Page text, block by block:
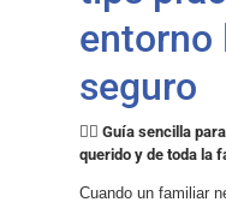
entorno
seguro
👩‍⚕️ Guía sencilla
querido y de toda la
Cuando un familiar